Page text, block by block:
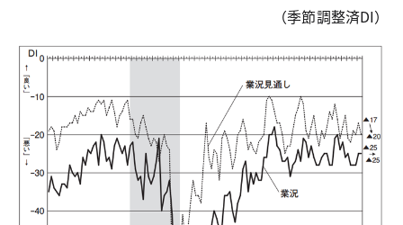
（季節調整済DI）